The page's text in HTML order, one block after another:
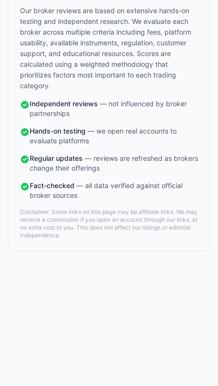
Our broker reviews are based on extensive hands-on
testing and independent research. We evaluate each
broker across multiple criteria including fees, platform
usability, available instruments, regulation, customer
support, and educational resources. Scores are
calculated using a weighted methodology that
prioritizes factors most important to each trading
category.
Independent reviews — not influenced by broker
partnerships
Hands-on testing — we open real accounts to
evaluate platforms
Regular updates — reviews are refreshed as brokers
change their offerings
Fact-checked — all data verified against official
broker sources
Disclaimer: Some links on this page may be affiliate links. We may
receive a commission if you open an account through our links, at
no extra cost to you. This does not affect our ratings or editorial
independence.